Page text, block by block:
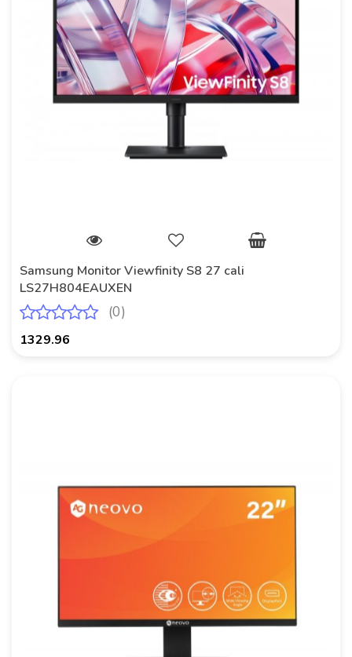
Samsung Monitor Viewfinity S8 27 cali
LS27H804EAUXEN
(0)
1329.96